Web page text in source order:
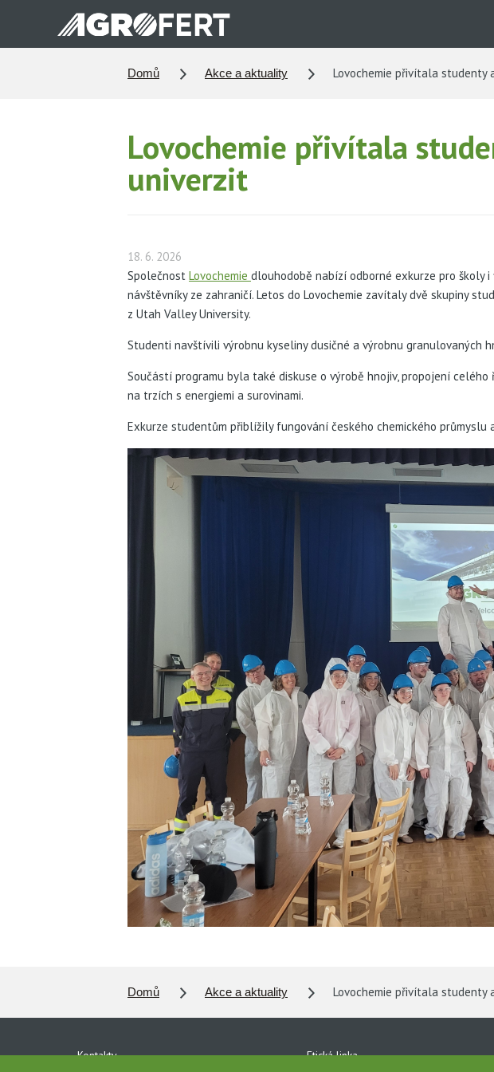
hlavnímu
Domů Akce a aktuality Lovochemie přivítala studenty
Lovochemie přivítala
univerzit
18. 6. 2026
Společnost Lovochemie dlouhodobě nabízí odborné exkurze pro školy
návštěvníky ze zahraničí. Letos do Lovochemie zavítaly dvě skupiny
z Utah Valley University.
Studenti navštívili výrobnu kyseliny dusičné a výrobnu granulovaných
Součástí programu byla také diskuse o výrobě hnojiv, propojení
na trzích s energiemi a surovinami.
Exkurze studentům přiblížily fungování českého chemického
Domů Akce a aktuality Lovochemie přivítala studenty
Kontakty Etická linka